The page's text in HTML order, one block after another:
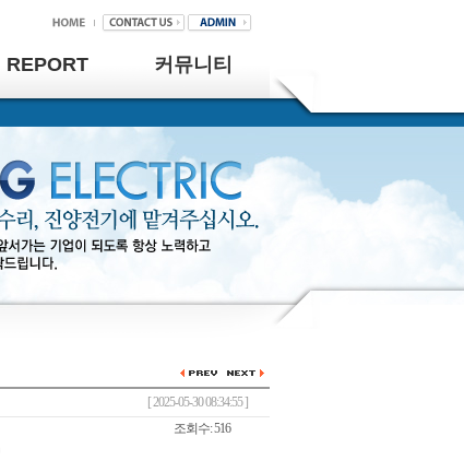
REPORT 커뮤니티
[ 2025-05-30 08:34:55 ]
조회수: 516